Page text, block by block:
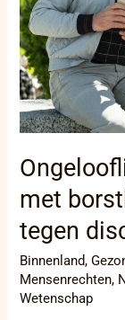
met
tegen
Binnenland,
Mensenrechten,
Wetenschap
strijd
tegen
discriminatie